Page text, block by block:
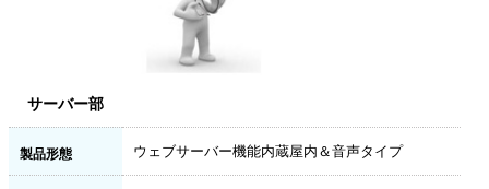
サーバー部
製品形態 ウェブサーバー機能内蔵屋内＆音声タイプ